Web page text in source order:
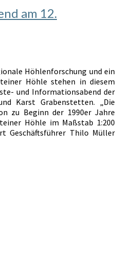
am 12.
Höhlenforschung und ein
Höhle stehen in diesem
und Informationsabend der
Karst Grabenstetten. „Die
zu Beginn der 1990er Jahre
Höhle im Maßstab 1:200
Geschäftsführer Thilo Müller